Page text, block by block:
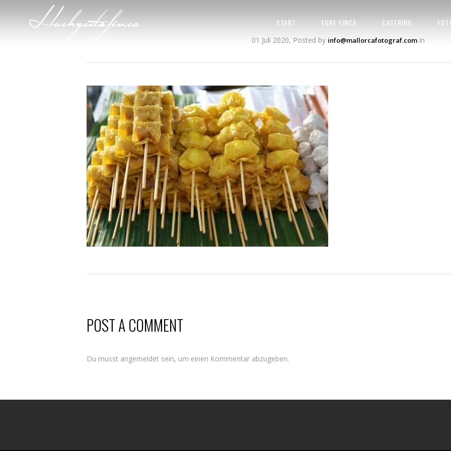
START EURE FINCA CATERING
01 Juli 2020, Posted by info@mallorcafotograf.com in
POST A COMMENT
Du musst angemeldet sein, um einen Kommentar abzugeben.